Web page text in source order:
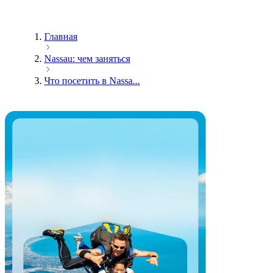
Главная
Nassau: чем заняться
Что посетить в Nassa...